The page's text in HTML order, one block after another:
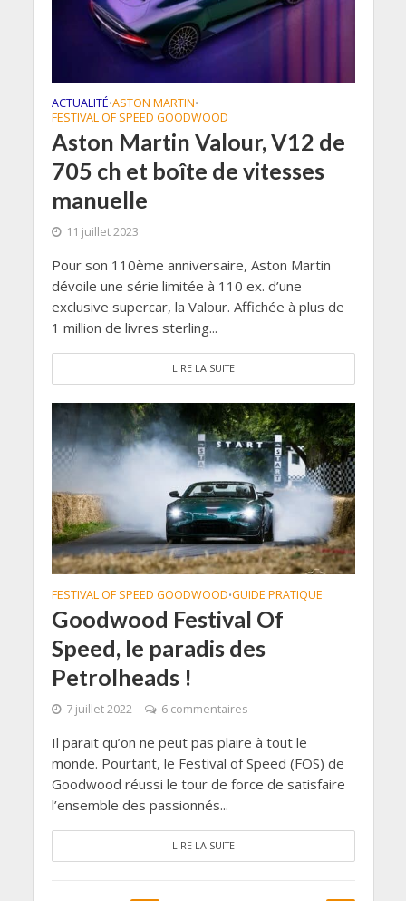
ACTUALITÉ•ASTON MARTIN•
FESTIVAL OF SPEED GOODWOOD
Aston Martin Valour, V12 de
705 ch et boîte de vitesses
manuelle
11 juillet 2023
Pour son 110ème anniversaire, Aston Martin
dévoile une série limitée à 110 ex. d’une
exclusive supercar, la Valour. Affichée à plus de
1 million de livres sterling...
LIRE LA SUITE
FESTIVAL OF SPEED GOODWOOD•GUIDE PRATIQUE
Goodwood Festival Of
Speed, le paradis des
Petrolheads !
7 juillet 2022 6 commentaires
Il parait qu’on ne peut pas plaire à tout le
monde. Pourtant, le Festival of Speed (FOS) de
Goodwood réussi le tour de force de satisfaire
l’ensemble des passionnés...
LIRE LA SUITE